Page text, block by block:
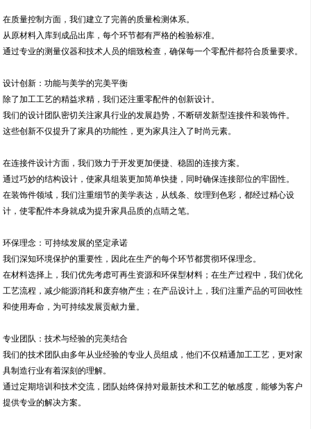
在质量控制方面，我们建立了完善的质量检测体系。
从原材料入库到成品出库，每个环节都有严格的检验标准。
通过专业的测量仪器和技术人员的细致检查，确保每一个零配件都符合质量要求。
设计创新：功能与美学的完美平衡
除了加工工艺的精益求精，我们还注重零配件的创新设计。
我们的设计团队密切关注家具行业的发展趋势，不断研发新型连接件和装饰件。
这些创新不仅提升了家具的功能性，更为家具注入了时尚元素。
在连接件设计方面，我们致力于开发更加便捷、稳固的连接方案。
通过巧妙的结构设计，使家具组装更加简单快捷，同时确保连接部位的牢固性。
在装饰件领域，我们注重细节的美学表达，从线条、纹理到色彩，都经过精心设
计，使零配件本身就成为提升家具品质的点睛之笔。
环保理念：可持续发展的坚定承诺
我们深知环境保护的重要性，因此在生产的每个环节都贯彻环保理念。
在材料选择上，我们优先考虑可再生资源和环保型材料；在生产过程中，我们优化
工艺流程，减少能源消耗和废弃物产生；在产品设计上，我们注重产品的可回收性
和使用寿命，为可持续发展贡献力量。
专业团队：技术与经验的完美结合
我们的技术团队由多年从业经验的专业人员组成，他们不仅精通加工工艺，更对家
具制造行业有着深刻的理解。
通过定期培训和技术交流，团队始终保持对最新技术和工艺的敏感度，能够为客户
提供专业的解决方案。